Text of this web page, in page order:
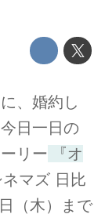
、婚約し
日一日の
リー
『オ
マズ 日比
（木）まで